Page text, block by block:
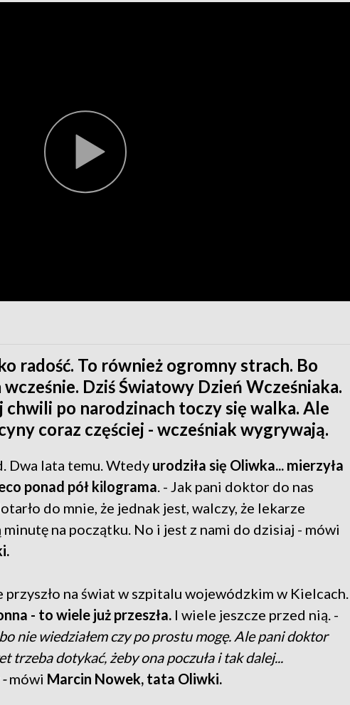
radość. To również ogromny strach. Bo
Dziś Światowy Dzień Wcześniaka.
chwili po narodzinach toczy się walka. Ale
coraz częściej - wcześniak wygrywają.
Dwa lata temu. Wtedy urodziła się Oliwka... mierzyła
ponad pół kilograma . - Jak pani doktor do nas
do mnie, że jednak jest, walczy, że lekarze
na początku. No i jest z nami do dzisiaj - mówi
na świat w szpitalu wojewódzkim w Kielcach.
- to wiele już przeszła. I wiele jeszcze przed nią. -
nie wiedziałem czy po prostu mogę. Ale pani doktor
trzeba dotykać, żeby ona poczuła i tak dalej...
mówi Marcin Nowek, tata Oliwki.